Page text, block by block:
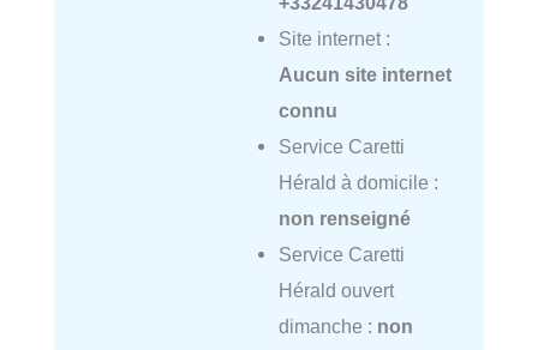
Site internet :
Aucun site internet
connu
Service Caretti
Hérald à domicile :
non renseigné
Service Caretti
Hérald ouvert
dimanche : non